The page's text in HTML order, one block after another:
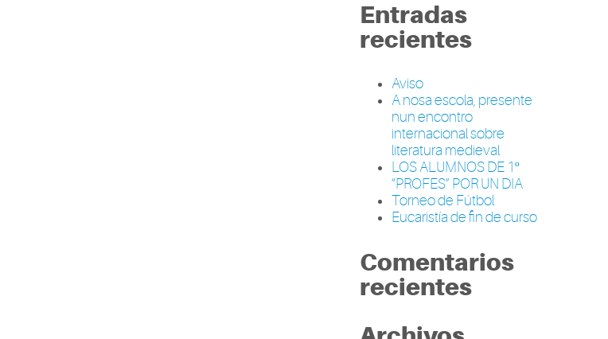
Entradas
recientes
Aviso
A nosa escola, presente
nun encontro
internacional sobre
literatura medieval
LOS ALUMNOS DE 1º
“PROFES” POR UN DIA
Torneo de Fútbol
Eucaristía de fin de curso
Comentarios
recientes